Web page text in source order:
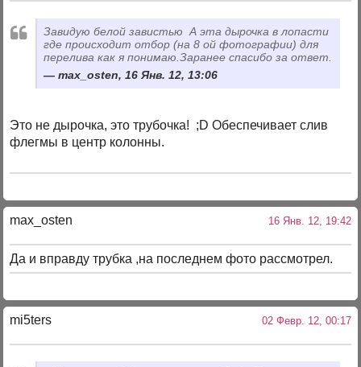
Завидую белой завистью А эта дырочка в лопасти
где происходит отбор (на 8 ой фотографии) для
перелива как я понимаю.Заранее спасибо за ответ.
max_osten, 16 Янв. 12, 13:06
Это не дырочка, это трубочка! ;D Обеспечивает слив
флегмы в центр колонны.
max_osten 16 Янв. 12, 19:42
Да и вправду трубка ,на последнем фото рассмотрел.
mi5ters 02 Февр. 12, 00:17